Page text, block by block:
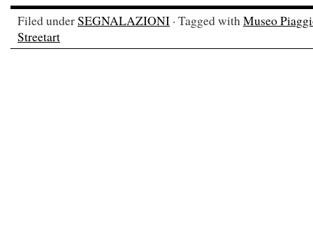
Filed underSEGNALAZIONI · Tagged withMuseo
Streetart